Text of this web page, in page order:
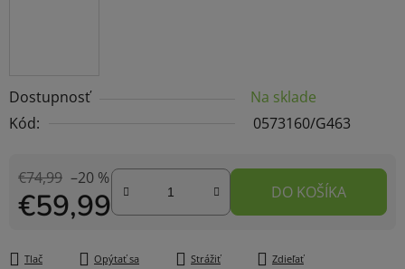
Dostupnosť
Na sklade
Kód:
0573160/G463
€74,99 –20 %
€59,99 DO KOŠÍKA
Tlač Opýtať sa Strážiť Zdieľať